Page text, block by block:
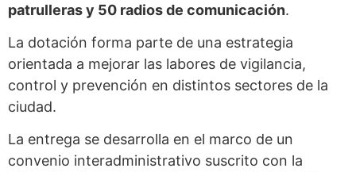
patrulleras y 50 radios de comunicación.
La dotación forma parte de una estrategia
orientada a mejorar las labores de vigilancia,
control y prevención en distintos sectores de la
ciudad.
La entrega se desarrolla en el marco de un
convenio interadministrativo suscrito con la